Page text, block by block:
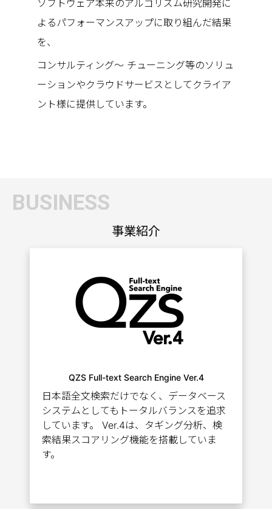
ソフトウェア本来のアルゴリズム研究開発に
よるパフォーマンスアップに取り組んだ結果
を、
コンサルティング～ チューニング等のソリュ
ーションやクラウドサービスとしてクライア
ント様に提供しています。
BUSINESS
事業紹介
QZS Full-text Search Engine Ver.4
日本語全文検索だけでなく、データベース
システムとしてもトータルバランスを追求
しています。 Ver.4は、タギング分析、検
索結果スコアリング機能を搭載していま
す。